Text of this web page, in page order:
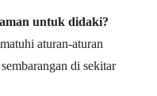
untuk didaki?
aturan-aturan
di sekitar